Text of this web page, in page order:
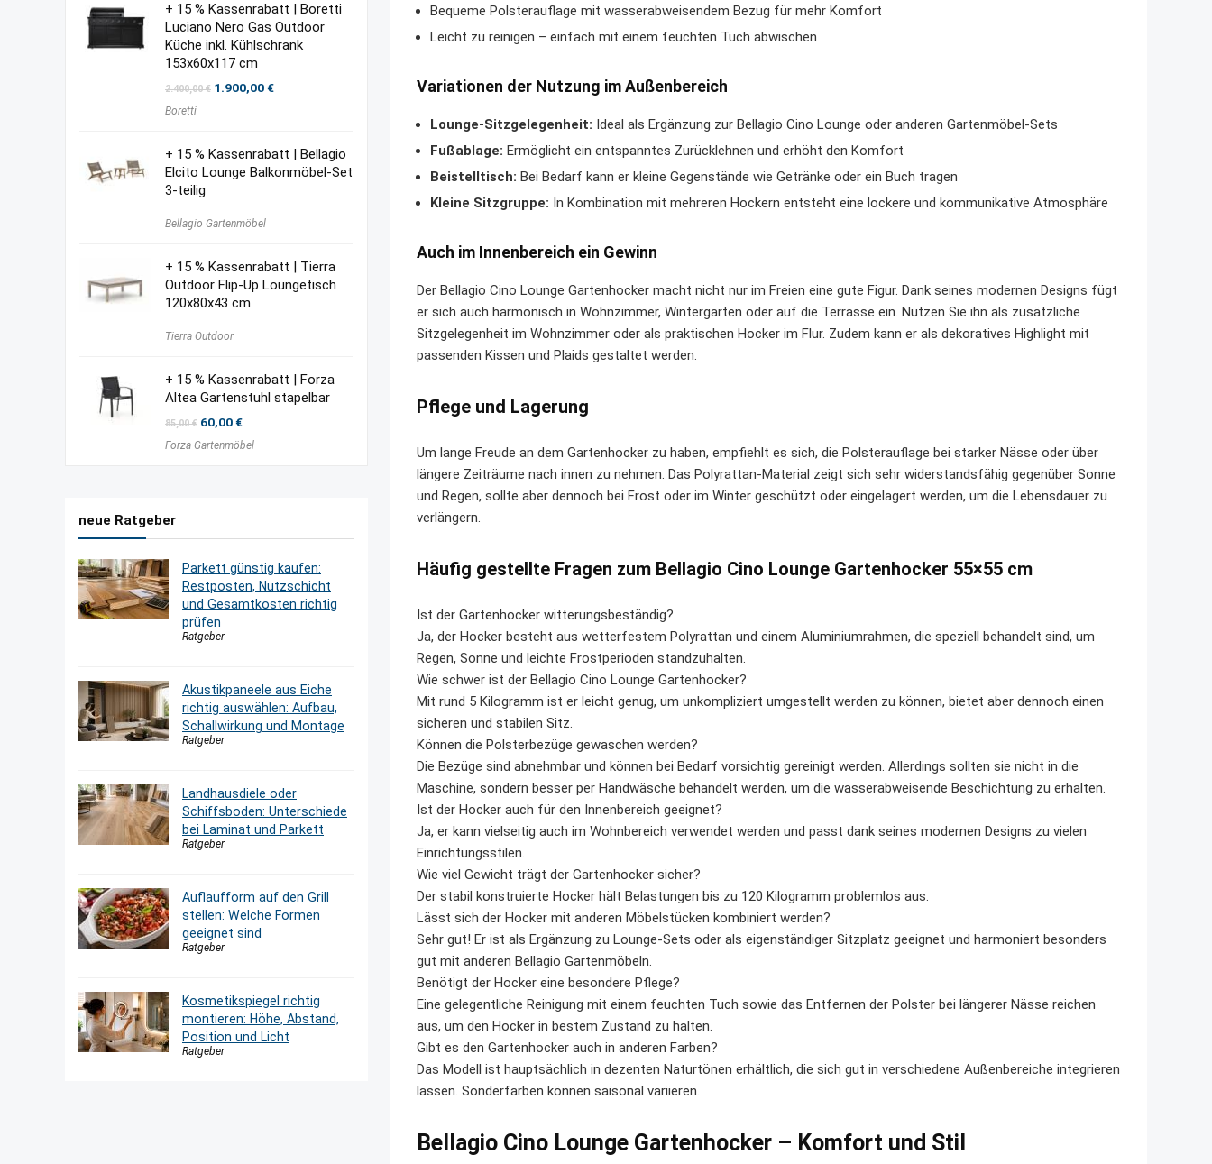
Bequeme Polsterauflage mit wasserabweisendem Bezug für mehr Komfort
Leicht zu reinigen – einfach mit einem feuchten Tuch abwischen
Variationen der Nutzung im Außenbereich
Lounge-Sitzgelegenheit: Ideal als Ergänzung zur Bellagio Cino Lounge oder anderen Gartenmöbel-Sets
Fußablage: Ermöglicht ein entspanntes Zurücklehnen und erhöht den Komfort
Beistelltisch: Bei Bedarf kann er kleine Gegenstände wie Getränke oder ein Buch tragen
Kleine Sitzgruppe: In Kombination mit mehreren Hockern entsteht eine lockere und kommunikative Atmosphäre
Auch im Innenbereich ein Gewinn
Der Bellagio Cino Lounge Gartenhocker macht nicht nur im Freien eine gute Figur. Dank seines modernen Designs fügt
er sich auch harmonisch in Wohnzimmer, Wintergarten oder auf die Terrasse ein. Nutzen Sie ihn als zusätzliche
Sitzgelegenheit im Wohnzimmer oder als praktischen Hocker im Flur. Zudem kann er als dekoratives Highlight mit
passenden Kissen und Plaids gestaltet werden.
Pflege und Lagerung
Um lange Freude an dem Gartenhocker zu haben, empfiehlt es sich, die Polsterauflage bei starker Nässe oder über
längere Zeiträume nach innen zu nehmen. Das Polyrattan-Material zeigt sich sehr widerstandsfähig gegenüber Sonne
und Regen, sollte aber dennoch bei Frost oder im Winter geschützt oder eingelagert werden, um die Lebensdauer zu
verlängern.
Häufig gestellte Fragen zum Bellagio Cino Lounge Gartenhocker 55×55 cm
Ist der Gartenhocker witterungsbeständig?
Ja, der Hocker besteht aus wetterfestem Polyrattan und einem Aluminiumrahmen, die speziell behandelt sind, um
Regen, Sonne und leichte Frostperioden standzuhalten.
Wie schwer ist der Bellagio Cino Lounge Gartenhocker?
Mit rund 5 Kilogramm ist er leicht genug, um unkompliziert umgestellt werden zu können, bietet aber dennoch einen
sicheren und stabilen Sitz.
Können die Polsterbezüge gewaschen werden?
Die Bezüge sind abnehmbar und können bei Bedarf vorsichtig gereinigt werden. Allerdings sollten sie nicht in die
Maschine, sondern besser per Handwäsche behandelt werden, um die wasserabweisende Beschichtung zu erhalten.
Ist der Hocker auch für den Innenbereich geeignet?
Ja, er kann vielseitig auch im Wohnbereich verwendet werden und passt dank seines modernen Designs zu vielen
Einrichtungsstilen.
Wie viel Gewicht trägt der Gartenhocker sicher?
Der stabil konstruierte Hocker hält Belastungen bis zu 120 Kilogramm problemlos aus.
Lässt sich der Hocker mit anderen Möbelstücken kombiniert werden?
Sehr gut! Er ist als Ergänzung zu Lounge-Sets oder als eigenständiger Sitzplatz geeignet und harmoniert besonders
gut mit anderen Bellagio Gartenmöbeln.
Benötigt der Hocker eine besondere Pflege?
Eine gelegentliche Reinigung mit einem feuchten Tuch sowie das Entfernen der Polster bei längerer Nässe reichen
aus, um den Hocker in bestem Zustand zu halten.
Gibt es den Gartenhocker auch in anderen Farben?
Das Modell ist hauptsächlich in dezenten Naturtönen erhältlich, die sich gut in verschiedene Außenbereiche integrieren
lassen. Sonderfarben können saisonal variieren.
Bellagio Cino Lounge Gartenhocker – Komfort und Stil
+ 15 % Kassenrabatt | Boretti
Luciano Nero Gas Outdoor
Küche inkl. Kühlschrank
153x60x117 cm
2.400,00€ Ursprünglicher
1.900,00€Aktueller
Boretti
+ 15 % Kassenrabatt | Bellagio
Elcito Lounge Balkonmöbel-Set
3-teilig
Bellagio Gartenmöbel
+ 15 % Kassenrabatt | Tierra
Outdoor Flip-Up Loungetisch
120x80x43 cm
Tierra Outdoor
+ 15 % Kassenrabatt | Forza
Altea Gartenstuhl stapelbar
85,00€ Ursprünglicher
war:
60,00€Aktueller
ist:
Forza Gartenmöbel
neue Ratgeber
Parkett günstig kaufen:
Restposten, Nutzschicht
und Gesamtkosten richtig
prüfen
Ratgeber
Akustikpaneele aus Eiche
richtig auswählen: Aufbau,
Schallwirkung und Montage
Ratgeber
Landhausdiele oder
Schiffsboden: Unterschiede
bei Laminat und Parkett
Ratgeber
Auflaufform auf den Grill
stellen: Welche Formen
geeignet sind
Ratgeber
Kosmetikspiegel richtig
montieren: Höhe, Abstand,
Position und Licht
Ratgeber